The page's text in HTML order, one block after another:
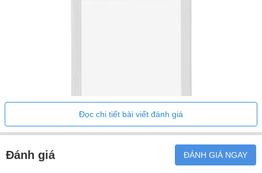
Đọc chi tiết bài viết đánh giá
Đánh giá ĐÁNH GIÁ NGAY